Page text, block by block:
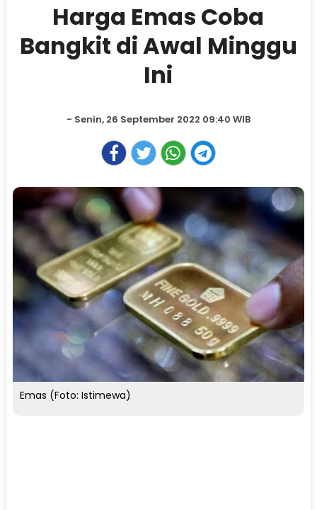
Harga Emas Coba
Bangkit di Awal Minggu
Ini
- Senin, 26 September 2022 09:40 WIB
Emas (Foto: Istimewa)